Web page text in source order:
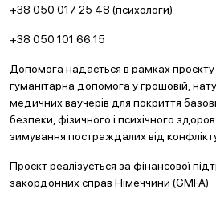
+38 050 017 25 48 (психологи)
+38 050 101 66 15
Допомога надається в рамках
гуманітарна допомога у грошовій,
медичних ваучерів для покриття
безпеки, фізичного і психічного
зимування постраждалих від конфлікту
Проєкт реалізується за фінансової
закордонних справ Німеччини (GMFA).